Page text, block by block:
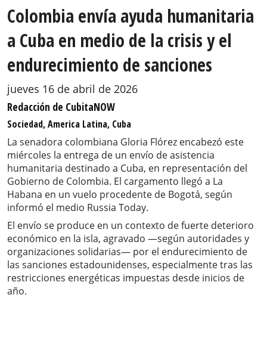
Colombia envía ayuda humanitaria
a Cuba en medio de la crisis y el
endurecimiento de sanciones
jueves 16 de abril de 2026
Redacción de CubitaNOW
Sociedad, America Latina, Cuba
La senadora colombiana Gloria Flórez encabezó este
miércoles la entrega de un envío de asistencia
humanitaria destinado a Cuba, en representación del
Gobierno de Colombia. El cargamento llegó a La
Habana en un vuelo procedente de Bogotá, según
informó el medio Russia Today.
El envío se produce en un contexto de fuerte deterioro
económico en la isla, agravado —según autoridades y
organizaciones solidarias— por el endurecimiento de
las sanciones estadounidenses, especialmente tras las
restricciones energéticas impuestas desde inicios de
año.